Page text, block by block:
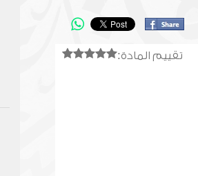
تقييم المادة: